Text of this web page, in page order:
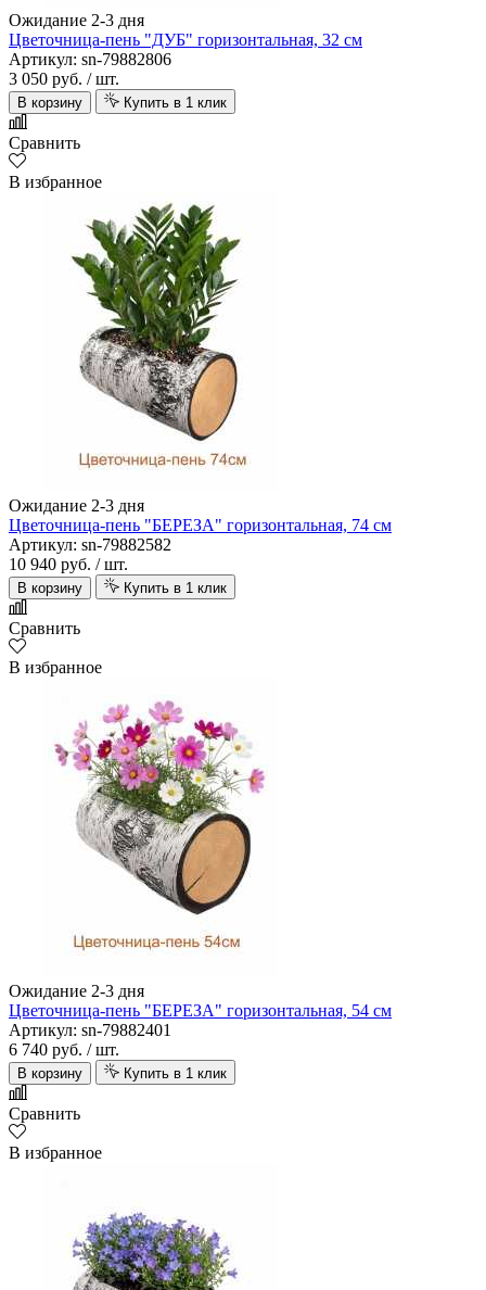
Aquawall
Ожидание 2-3 дня
Цветочница-пень "ДУБ" горизонтальная, 32 см
Артикул: sn-79882806
3 050 руб. / шт.
В корзину Купить в 1 клик
Сравнить
В избранное
Ожидание 2-3 дня
Цветочница-пень "БЕРЕЗА" горизонтальная, 74 см
Артикул: sn-79882582
10 940 руб. / шт.
В корзину Купить в 1 клик
Сравнить
В избранное
Ожидание 2-3 дня
Цветочница-пень "БЕРЕЗА" горизонтальная, 54 см
Артикул: sn-79882401
6 740 руб. / шт.
В корзину Купить в 1 клик
Сравнить
В избранное